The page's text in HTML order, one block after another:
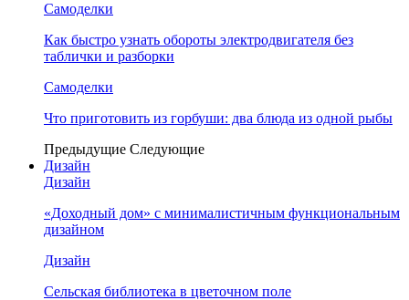
Самоделки
Как быстро узнать обороты электродвигателя без
таблички и разборки
Самоделки
Что приготовить из горбуши: два блюда из одной рыбы
Предыдущие Следующие
Дизайн
Дизайн
«Доходный дом» с минималистичным функциональным
дизайном
Дизайн
Сельская библиотека в цветочном поле